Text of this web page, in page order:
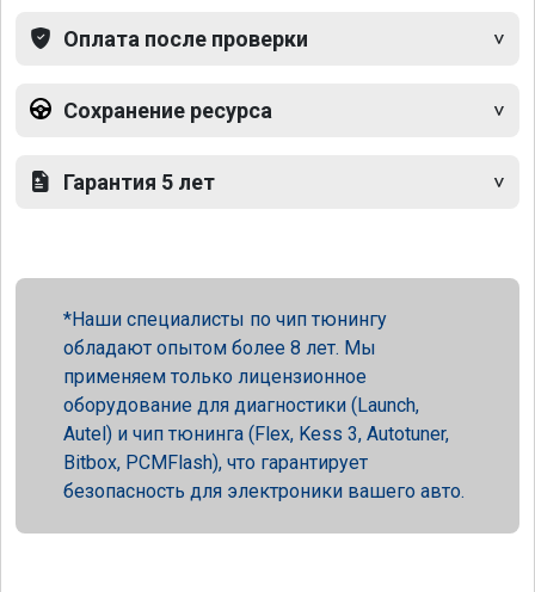
Оплата после проверки
Сохранение ресурса
Гарантия 5 лет
Наши специалисты по чип тюнингу
обладают опытом более 8 лет. Мы
применяем только лицензионное
оборудование для диагностики (Launch,
Autel) и чип тюнинга (Flex, Kess 3, Autotuner,
Bitbox, PCMFlash), что гарантирует
безопасность для электроники вашего авто.